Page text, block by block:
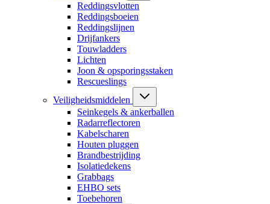
Reddingsvlotten
Reddingsboeien
Reddingslijnen
Drijfankers
Touwladders
Lichten
Joon & opsporingsstaken
Rescueslings
Veiligheidsmiddelen
Seinkegels & ankerballen
Radarreflectoren
Kabelscharen
Houten pluggen
Brandbestrijding
Isolatiedekens
Grabbags
EHBO sets
Toebehoren